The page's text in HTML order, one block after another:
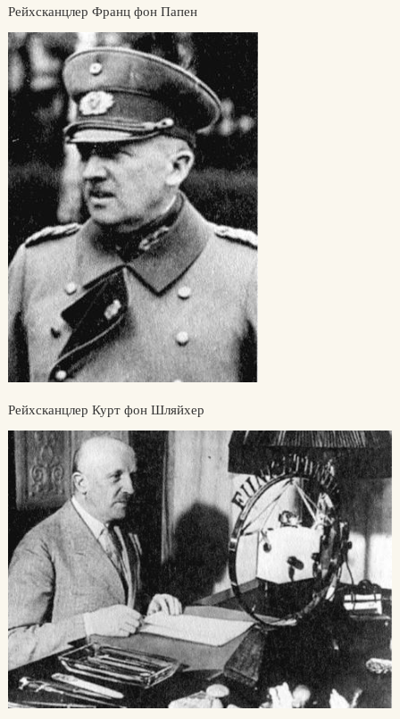
Рейхсканцлер Франц фон Папен
Рейхсканцлер Курт фон Шляйхер